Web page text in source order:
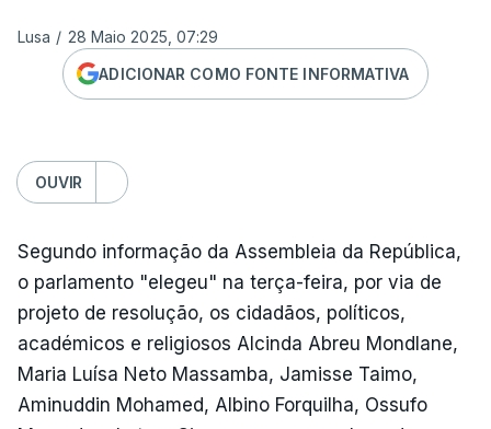
Lusa / 28 Maio 2025, 07:29
ADICIONAR COMO FONTE INFORMATIVA
OUVIR
Segundo informação da Assembleia da República,
o parlamento "elegeu" na terça-feira, por via de
projeto de resolução, os cidadãos, políticos,
académicos e religiosos Alcinda Abreu Mondlane,
Maria Luísa Neto Massamba, Jamisse Taimo,
Aminuddin Mohamed, Albino Forquilha, Ossufo